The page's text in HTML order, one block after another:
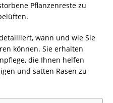
Pflanzenreste zu
wann und wie Sie
können. Sie erhalten
die Ihnen helfen
und satten Rasen zu